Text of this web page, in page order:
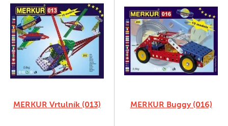
MERKUR Vrtulník (013) MERKUR Buggy (016)